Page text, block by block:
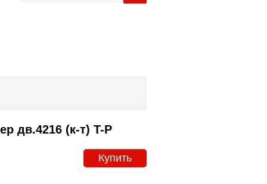
дв.4216 (к-т) T-P
Купить